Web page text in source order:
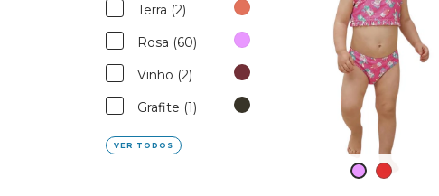
Terra (2)
Rosa (60)
Vinho (2)
Grafite (1)
VER TODOS